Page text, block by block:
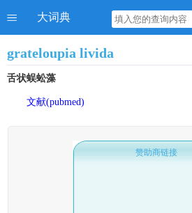
大词典
grateloupia livida
舌状蜈蚣藻
文献(pubmed)
赞助商链接